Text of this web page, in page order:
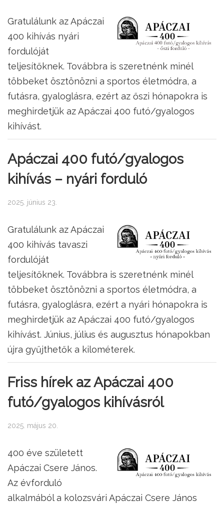
Gratulálunk az Apáczai
400 kihívás nyári
fordulóját
teljesítőknek. Továbbra is szeretnénk minél
többeket ösztönözni a sportos életmódra, a
futásra, gyaloglásra, ezért az őszi hónapokra is
meghirdetjük az Apáczai 400 futó/gyalogos
kihívást.
Apáczai 400 futó/gyalogos
kihívás – nyári forduló
2025. június 23.
Gratulálunk az Apáczai
400 kihívás tavaszi
fordulóját
teljesítőknek. Továbbra is szeretnénk minél
többeket ösztönözni a sportos életmódra, a
futásra, gyaloglásra, ezért a nyári hónapokra is
meghirdetjük az Apáczai 400 futó/gyalogos
kihívást. Június, július és augusztus hónapokban
újra gyűjthetők a kilométerek.
Friss hírek az Apáczai 400
futó/gyalogos kihívásról
2025. május 20.
400 éve született
Apáczai Csere János.
Az évforduló
alkalmából a kolozsvári Apáczai Csere János